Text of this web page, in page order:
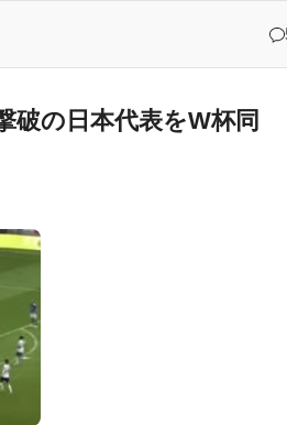
興奮！（海外の反応）
？」
破の日本代表をW杯同